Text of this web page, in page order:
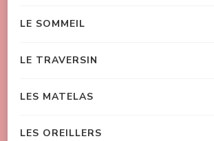
LE SOMMEIL
LE TRAVERSIN
LES MATELAS
LES OREILLERS